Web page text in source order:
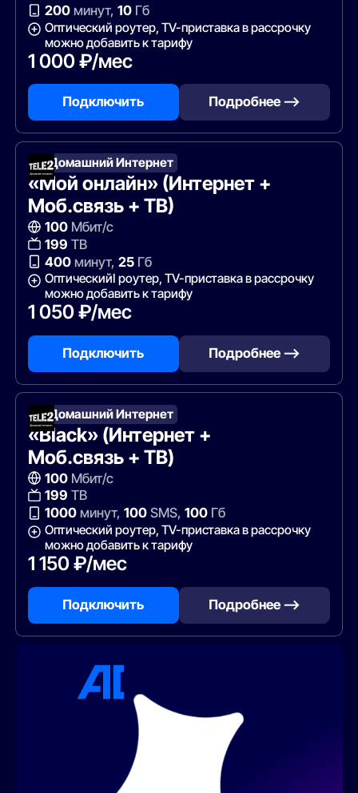
200минут, 10Гб
Оптический роутер, TV-приставка в рассрочку
можно добавить к тарифу
1 000 ₽/мес
Подключить Подробнее —>
Т2 Домашний Интернет
«Мой онлайн» (Интернет +
Моб.связь + ТВ)
100Мбит/с
199 ТВ
400минут, 25Гб
ОптическийI роутер, TV-приставка в рассрочку
можно добавить к тарифу
1 050 ₽/мес
Подключить Подробнее —>
Т2 Домашний Интернет
«Black» (Интернет +
Моб.связь + ТВ)
100Мбит/с
199 ТВ
1000минут, 100SMS, 100Гб
Оптический роутер, TV-приставка в рассрочку
можно добавить к тарифу
1 150 ₽/мес
Подключить Подробнее —>